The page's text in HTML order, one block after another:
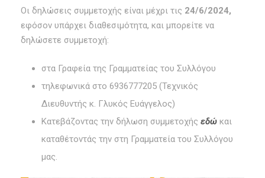
Οι δηλώσεις συμμετοχής είναι μέχρι τις 24/6/2024,
εφόσον υπάρχει διαθεσιμότητα, και μπορείτε να
δηλώσετε συμμετοχή:
στα Γραφεία της Γραμματείας του Συλλόγου
τηλεφωνικά στο 6936777205 (Τεχνικός
Διευθυντής κ. Γλυκός Ευάγγελος)
Κατεβάζοντας την δήλωση συμμετοχής εδώ και
καταθέτοντάς την στη Γραμματεία του Συλλόγου
μας.